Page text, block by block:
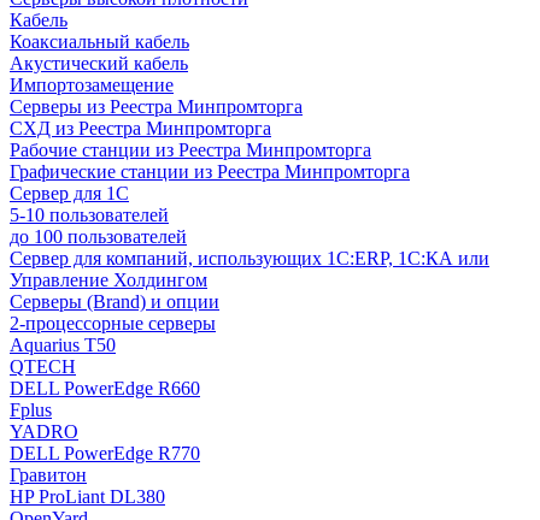
Кабель
Коаксиальный кабель
Акустический кабель
Импортозамещение
Серверы из Реестра Минпромторга
СХД из Реестра Минпромторга
Рабочие станции из Реестра Минпромторга
Графические станции из Реестра Минпромторга
Сервер для 1С
5-10 пользователей
до 100 пользователей
Сервер для компаний, использующих 1C:ERP, 1С:КА или
Управление Холдингом
Серверы (Brand) и опции
2-процессорные серверы
Aquarius T50
QTECH
DELL PowerEdge R660
Fplus
YADRO
DELL PowerEdge R770
Гравитон
HP ProLiant DL380